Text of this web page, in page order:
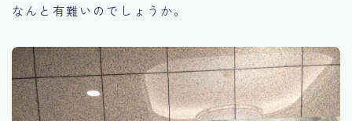
なんと有難いのでしょうか。